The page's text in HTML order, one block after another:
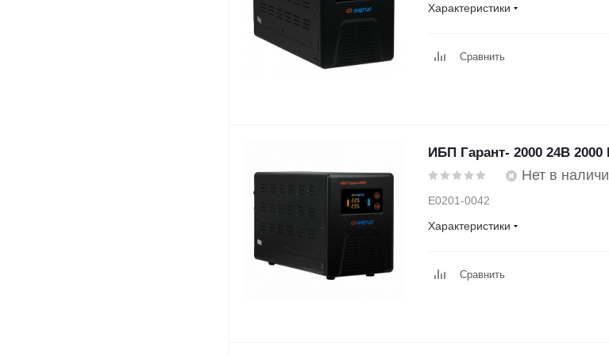
Характеристики
Сравнить
ИБП Гарант- 2000 24В
Нет в
Е0201-0042
Характеристики
Сравнить